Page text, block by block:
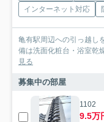
インターネット対応
亀有駅周辺への引っ越し
備は洗面化粧台・浴室乾
見る
募集中の部屋
1102
9.5万